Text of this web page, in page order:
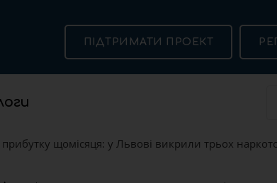
ПІДТРИМАТИ ПРОЕКТ
щомісяця: у Львові викрили трьох